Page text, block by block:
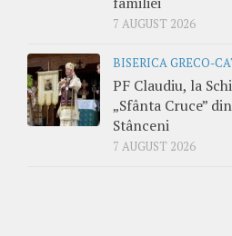
7 AUGUST 2026
BISERICA GRECO-
PF Claudiu, la
„Sfânta Cruce” din
Stânceni
7 AUGUST 2026